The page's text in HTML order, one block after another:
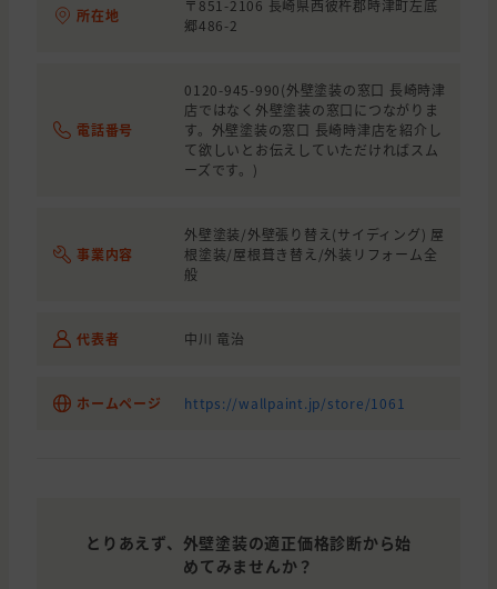
所在地
〒851-2106 長崎県西彼杵郡時津町左底
郷486-2
電話番号
0120-945-990(外壁塗装の窓口 長崎時津
店ではなく外壁塗装の窓口につながりま
す。外壁塗装の窓口 長崎時津店を紹介し
て欲しいとお伝えしていただければスム
ーズです。)
事業内容
外壁塗装/外壁張り替え(サイディング) 屋
根塗装/屋根葺き替え/外装リフォーム全
般
代表者 中川 竜治
ホームページ https://wallpaint.jp/store/1061
とりあえず、外壁塗装の適正価格診断から始
めてみませんか？